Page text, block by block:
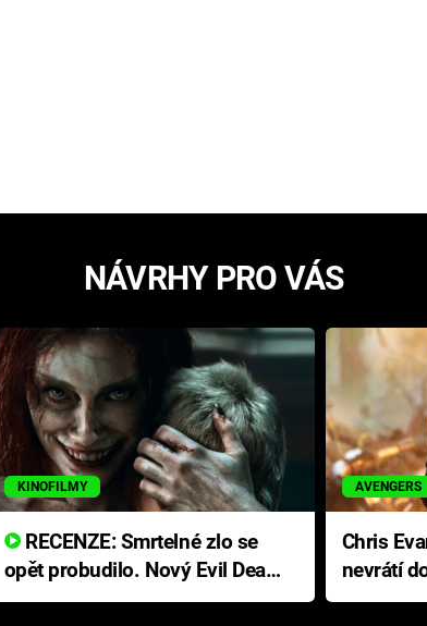
NÁVRHY PRO VÁS
KINOFILMY
RECENZE: Smrtelné zlo se
opět probudilo. Nový Evil Dead
přichází s neodolatelnou
AVENGERS
Chris
nevrátí
Ameriky